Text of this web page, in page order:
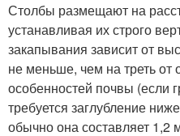
Столбы размещают на
устанавливая их строго
закапывания зависит от
не меньше, чем на треть от
особенностей почвы (если
требуется заглубление
обычно она составляет 1,2